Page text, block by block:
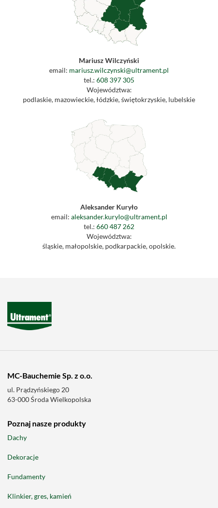
Mariusz Wilczyński
email: mariusz.wilczynski@ultrament.pl
tel.: 608 397 305
Województwa:
podlaskie, mazowieckie, łódzkie, świętokrzyskie, lubelskie
Aleksander Kuryło
email: aleksander.kurylo@ultrament.pl
tel.: 660 487 262
Województwa:
śląskie, małopolskie, podkarpackie, opolskie.
MC-Bauchemie Sp. z o.o.
ul. Prądzyńskiego 20
63-000 Środa Wielkopolska
Poznaj nasze produkty
Dachy
Dekoracje
Fundamenty
Klinkier, gres, kamień